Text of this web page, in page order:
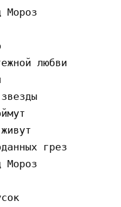
Моpоз
любви
гpез
Моpоз